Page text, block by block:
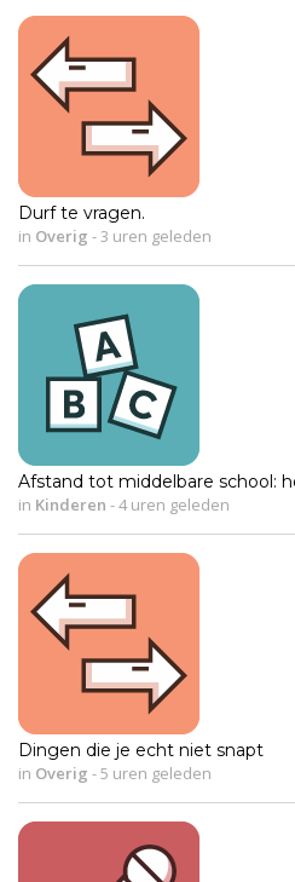
Durf te vragen.
in Overig -3 uren geleden
Afstand tot middelbare school:
in Kinderen -4 uren geleden
Dingen die je echt niet snapt
in Overig -5 uren geleden